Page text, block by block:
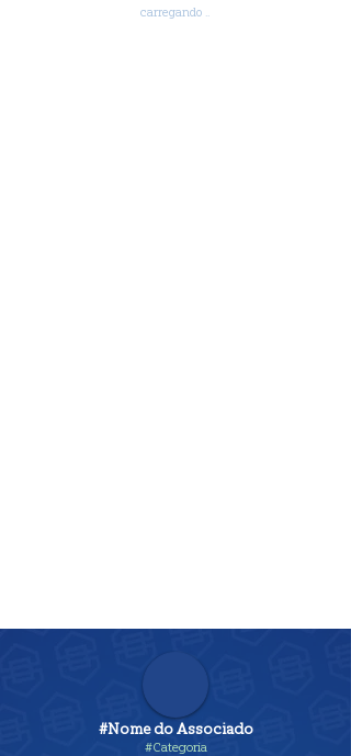
carregando ..
#Nome do Associado
#Categoria